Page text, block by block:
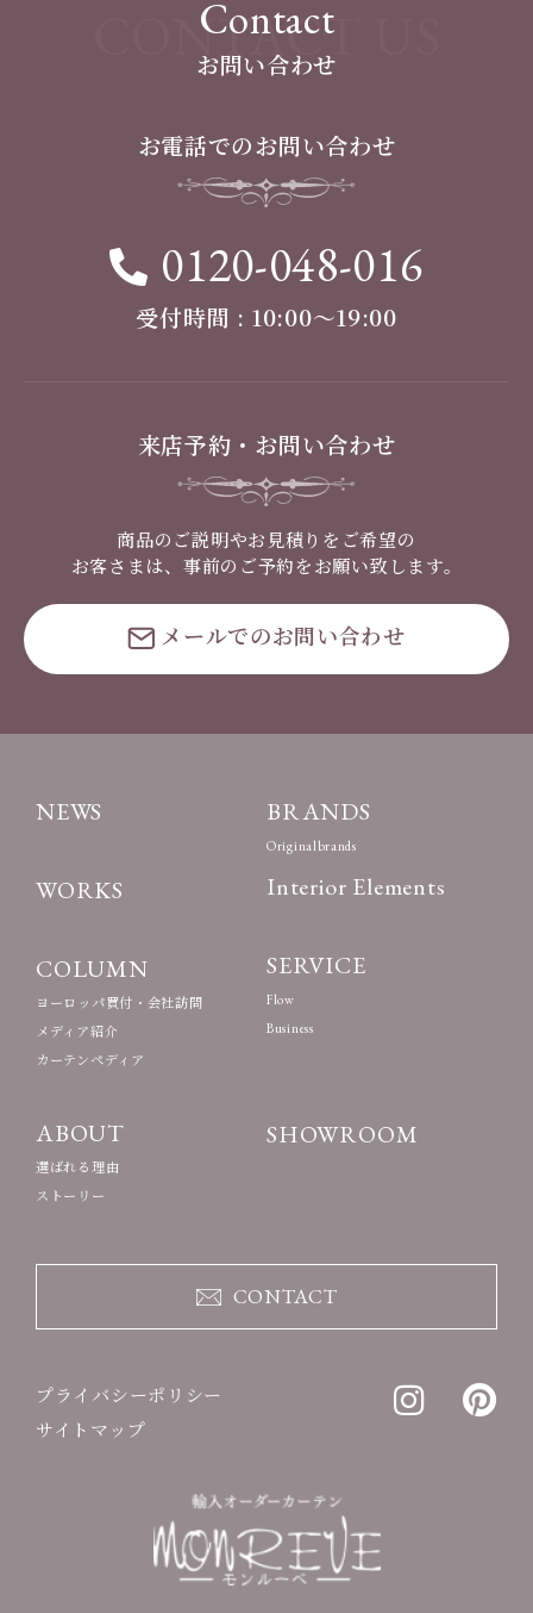
Contact
お問い合わせ
CONTACT US
お電話でのお問い合わせ
0120-048-016
受付時間 : 10:00〜19:00
来店予約・お問い合わせ
商品のご説明やお見積りをご希望の
お客さまは、事前のご予約をお願い致します。
メールでのお問い合わせ
NEWS
WORKS
COLUMN
ヨーロッパ買付・会社訪問
メディア紹介
カーテンペディア
ABOUT
選ばれる理由
ストーリー
BRANDS
Originalbrands
Interior Elements
SERVICE
Flow
Business
SHOWROOM
CONTACT
プライバシーポリシー
サイトマップ